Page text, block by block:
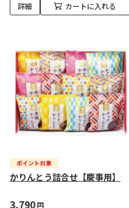
詳細 カートに入れる
かりんとう詰合せ【慶事用】
3,790円